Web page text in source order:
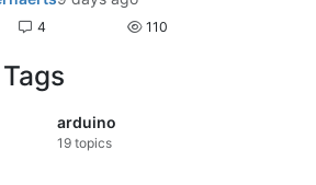
4 110
arduino
19topics